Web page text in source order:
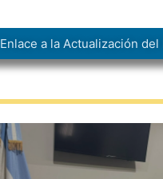
Enlace a la Actualización